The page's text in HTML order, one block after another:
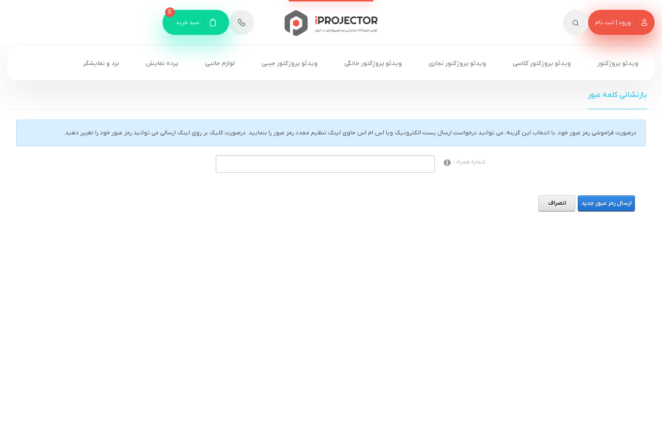
ورود | ثبت نام سبد خرید
0
ویدئو پروژکتور ویدئو پروژکتور کلاسی ویدئو پروژکتور تجاری ویدئو پروژکتور خانگی ویدئو پروژکتور جیبی لوازم جانبی پرده نمایش برد و نمایشگر
بازنشانی کلمه عبور
درصورت فراموشی رمز عبور خود، با انتخاب این گزینه، می توانید درخواست ارسال پست الکترونیک ویا اس ام اس حاوی لینک تنظیم مجدد رمز عبور را بنمایید. درصورت کلیک بر روی لینک ارسالی می توانید رمز عبور خود را تغییر دهید.
شماره همراه :
ارسال رمز عبور جدید انصراف